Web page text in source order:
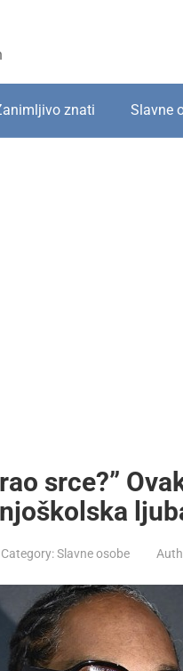
znati Slavne
srce?”
Category:Slavne osobe